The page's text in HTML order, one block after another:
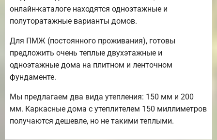
онлайн-каталоге находятся одноэтажные и
полуторатажные варианты домов.
Для ПМЖ (постоянного проживания), готовы
предложить очень теплые двухэтажные и
одноэтажные дома на плитном и ленточном
фундаменте.
Мы предлагаем два вида утепления: 150 мм и 200
мм. Каркасные дома с утеплителем 150 миллиметров
получаются дешевле, но не такими теплыми.